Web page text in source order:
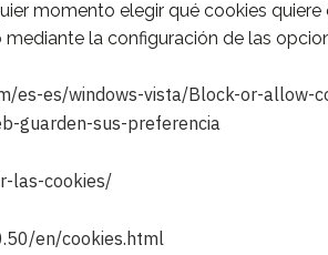
momento elegir qué cookies
la configuración de las
es-es/windows-vista/Block-or-allow-
guarden-sus-preferencia
las-cookies/
en/cookies.html